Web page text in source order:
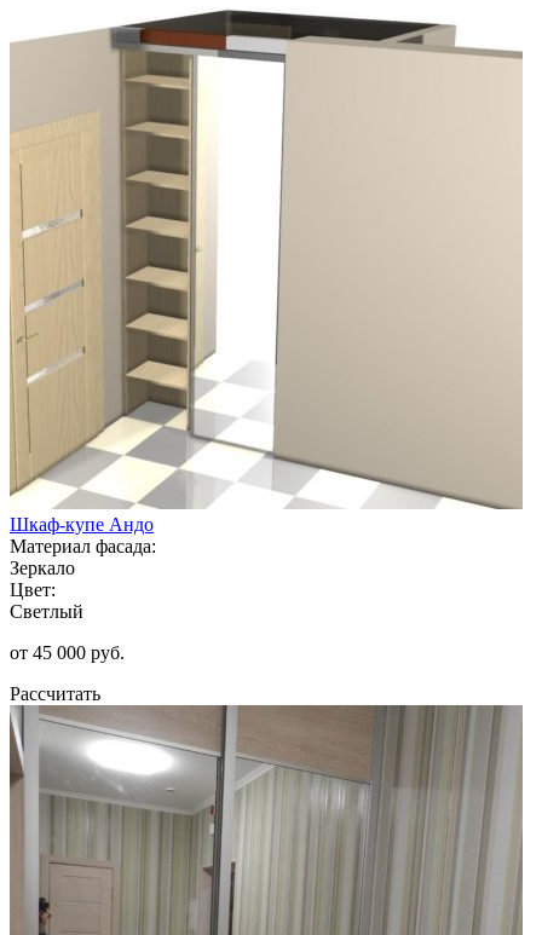
Шкаф-купе Андо
Материал фасада:
Зеркало
Цвет:
Светлый
от 45 000 руб.
Рассчитать